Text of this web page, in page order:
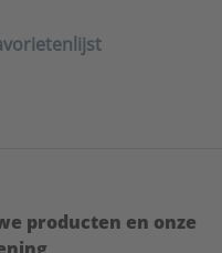
producten en onze